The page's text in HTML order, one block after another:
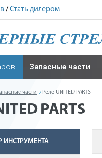
/Стать дилером
Запасные части
части Реле UNITED PARTS
PARTS
ИНСТРУМЕНТА